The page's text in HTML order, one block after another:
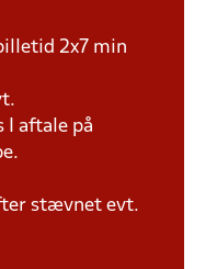
2x7 min
I aftale på
stævnet evt.